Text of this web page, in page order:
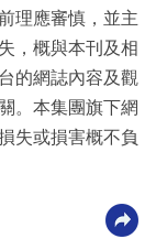
理應審慎，並主
，概與本刊及相
的網誌內容及觀
。本集團旗下網
失或損害概不負